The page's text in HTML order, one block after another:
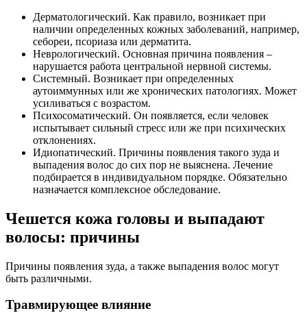
Дерматологический. Как правило, возникает при
наличии определенных кожных заболеваний, например,
себореи, псориаза или дерматита.
Неврологический. Основная причина появления –
нарушается работа центральной нервной системы.
Системный. Возникает при определенных
аутоиммунных или же хронических патологиях. Может
усиливаться с возрастом.
Психосоматический. Он появляется, если человек
испытывает сильный стресс или же при психических
отклонениях.
Идиопатический. Причины появления такого зуда и
выпадения волос до сих пор не выяснена. Лечение
подбирается в индивидуальном порядке. Обязательно
назначается комплексное обследование.
Чешется кожа головы и выпадают
волосы: причины
Причины появления зуда, а также выпадения волос могут
быть различными.
Травмирующее влияние